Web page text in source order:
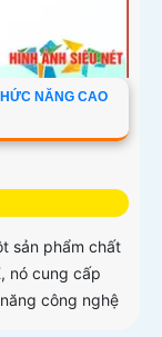
NĂNG CAO
sản phẩm chất
nó cung cấp
công nghệ